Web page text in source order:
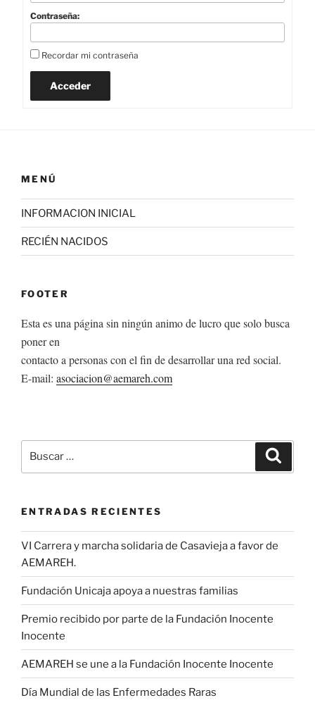
Contraseña:
Recordar mi contraseña
Acceder
MENÚ
INFORMACION INICIAL
RECIÉN NACIDOS
FOOTER
Esta es una página sin ningún animo de lucro que solo busca
poner en
contacto a personas con el fin de desarrollar una red social.
E-mail: asociacion@aemareh.com
por:
ENTRADAS RECIENTES
VI Carrera y marcha solidaria de Casavieja a favor de
AEMAREH.
Fundación Unicaja apoya a nuestras familias
Premio recibido por parte de la Fundación Inocente
Inocente
AEMAREH se une a la Fundación Inocente Inocente
Día Mundial de las Enfermedades Raras